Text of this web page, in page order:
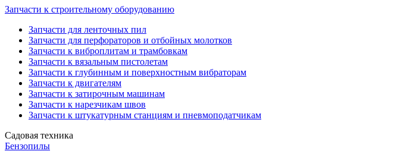
Запчасти к строительному оборудованию
Запчасти для ленточных пил
Запчасти для перфораторов и отбойных молотков
Запчасти к виброплитам и трамбовкам
Запчасти к вязальным пистолетам
Запчасти к глубинным и поверхностным вибраторам
Запчасти к двигателям
Запчасти к затирочным машинам
Запчасти к нарезчикам швов
Запчасти к штукатурным станциям и пневмоподатчикам
Садовая техника
Бензопилы